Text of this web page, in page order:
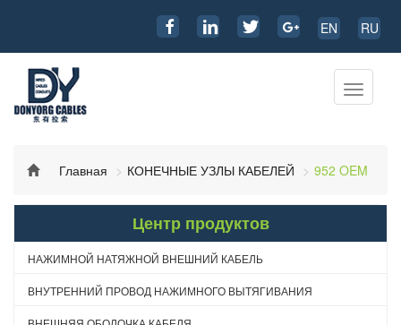
EN RU
Главная
КОНЕЧНЫЕ УЗЛЫ КАБЕЛЕЙ 952 OEM
Центр продуктов
НАЖИМНОЙ НАТЯЖНОЙ ВНЕШНИЙ КАБЕЛЬ
ВНУТРЕННИЙ ПРОВОД НАЖИМНОГО ВЫТЯГИВАНИЯ